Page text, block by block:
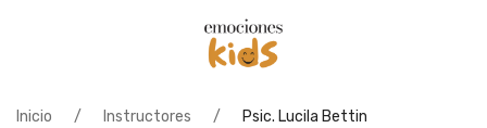
Inicio Instructores Psic. Lucila Bettin